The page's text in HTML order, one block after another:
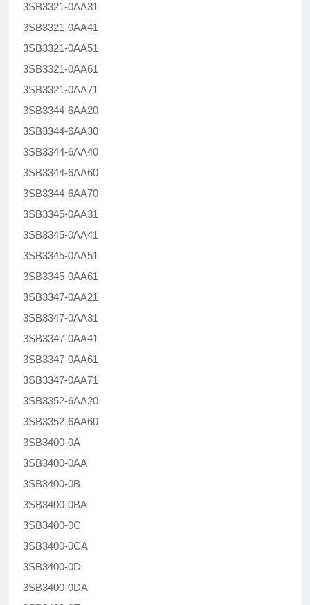
3SB3321-0AA31
3SB3321-0AA41
3SB3321-0AA51
3SB3321-0AA61
3SB3321-0AA71
3SB3344-6AA20
3SB3344-6AA30
3SB3344-6AA40
3SB3344-6AA60
3SB3344-6AA70
3SB3345-0AA31
3SB3345-0AA41
3SB3345-0AA51
3SB3345-0AA61
3SB3347-0AA21
3SB3347-0AA31
3SB3347-0AA41
3SB3347-0AA61
3SB3347-0AA71
3SB3352-6AA20
3SB3352-6AA60
3SB3400-0A
3SB3400-0AA
3SB3400-0B
3SB3400-0BA
3SB3400-0C
3SB3400-0CA
3SB3400-0D
3SB3400-0DA